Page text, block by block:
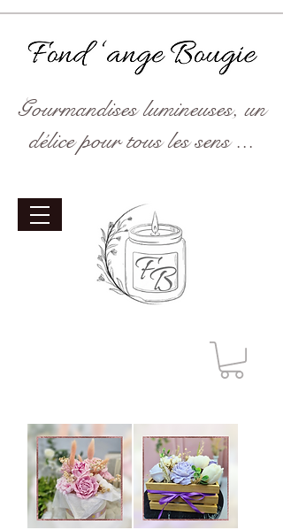
Gourmandises lumineuses, un
délice pour tous les sens ...